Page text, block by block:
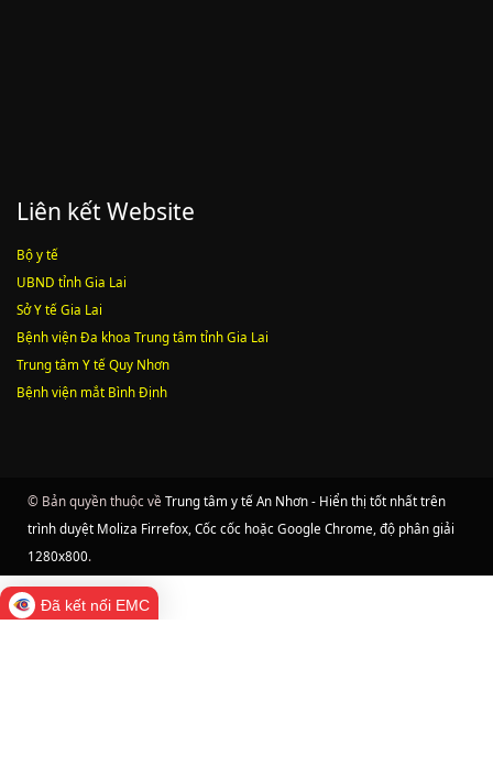
Liên kết Website
Bộ y tế
UBND tỉnh Gia Lai
Sở Y tế Gia Lai
Bệnh viện Đa khoa Trung tâm tỉnh Gia Lai
Trung tâm Y tế Quy Nhơn
Bệnh viện mắt Bình Định
© Bản quyền thuộc về Trung tâm y tế An Nhơn - Hiển thị tốt nhất trên
trình duyệt Moliza Firrefox, Cốc cốc hoặc Google Chrome, độ phân giải
1280x800.
Đã kết nối EMC